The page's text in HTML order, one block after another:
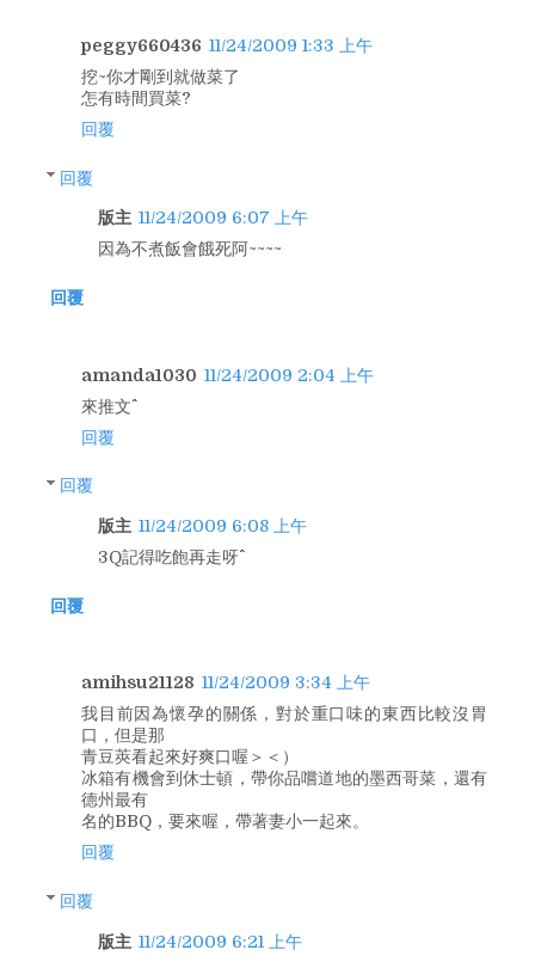
peggy660436 11/24/2009 1:33 上午
挖~你才剛到就做菜了
怎有時間買菜?
回覆
回覆
版主 11/24/2009 6:07 上午
因為不煮飯會餓死阿~~~~
回覆
amanda1030 11/24/2009 2:04 上午
來推文^^
回覆
回覆
版主 11/24/2009 6:08 上午
3Q記得吃飽再走呀^^
回覆
amihsu21128 11/24/2009 3:34 上午
我目前因為懷孕的關係，對於重口味的東西比較沒胃
口，但是那
青豆莢看起來好爽口喔＞＜）
冰箱有機會到休士頓，帶你品嚐道地的墨西哥菜，還有
德州最有
名的BBQ，要來喔，帶著妻小一起來。
回覆
回覆
版主 11/24/2009 6:21 上午